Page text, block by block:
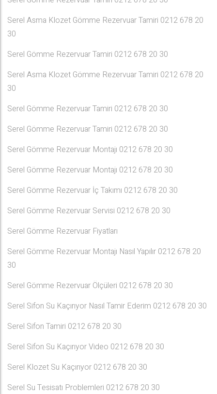
Serel Asma Klozet Gömme Rezervuar Tamiri 0212 678 20
30
Serel Gömme Rezervuar Tamiri 0212 678 20 30
Serel Asma Klozet Gömme Rezervuar Tamiri 0212 678 20
30
Serel Gömme Rezervuar Tamiri 0212 678 20 30
Serel Gömme Rezervuar Tamiri 0212 678 20 30
Serel Gömme Rezervuar Montajı 0212 678 20 30
Serel Gömme Rezervuar Montajı 0212 678 20 30
Serel Gömme Rezervuar İç Takımı 0212 678 20 30
Serel Gömme Rezervuar Servisi 0212 678 20 30
Serel Gömme Rezervuar Fiyatları
Serel Gömme Rezervuar Montajı Nasıl Yapılır 0212 678 20
30
Serel Gömme Rezervuar Ölçüleri 0212 678 20 30
Serel Sifon Su Kaçırıyor Nasıl Tamir Ederim 0212 678 20 30
Serel Sifon Tamiri 0212 678 20 30
Serel Sifon Su Kaçırıyor Video 0212 678 20 30
Serel Klozet Su Kaçırıyor 0212 678 20 30
Serel Su Tesisatı Problemleri 0212 678 20 30